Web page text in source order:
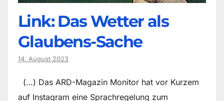
Link: Das Wetter als
Glaubens-Sache
14. August 2023
(…) Das ARD-Magazin Monitor hat vor Kurzem
auf Instagram eine Sprachregelung zum